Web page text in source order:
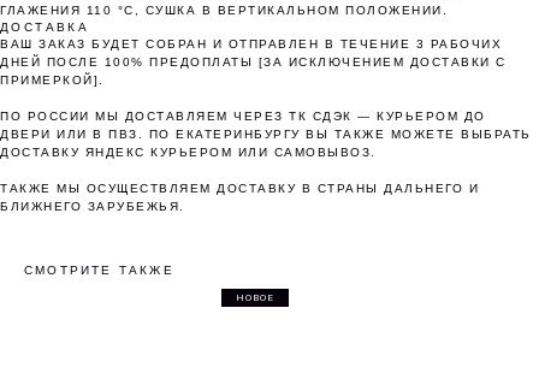
ГЛАЖЕНИЯ 110 °C, СУШКА В ВЕРТИКАЛЬНОМ ПОЛОЖЕНИИ.
ДОСТАВКА
ВАШ ЗАКАЗ БУДЕТ СОБРАН И ОТПРАВЛЕН В ТЕЧЕНИЕ 3 РАБОЧИХ
ДНЕЙ ПОСЛЕ 100% ПРЕДОПЛАТЫ [ЗА ИСКЛЮЧЕНИЕМ ДОСТАВКИ С
ПРИМЕРКОЙ].
ПО РОССИИ МЫ ДОСТАВЛЯЕМ ЧЕРЕЗ ТК СДЭК — КУРЬЕРОМ ДО
ДВЕРИ ИЛИ В ПВЗ. ПО ЕКАТЕРИНБУРГУ ВЫ ТАКЖЕ МОЖЕТЕ ВЫБРАТЬ
ДОСТАВКУ ЯНДЕКС КУРЬЕРОМ ИЛИ САМОВЫВОЗ.
ТАКЖЕ МЫ ОСУЩЕСТВЛЯЕМ ДОСТАВКУ В СТРАНЫ ДАЛЬНЕГО И
БЛИЖНЕГО ЗАРУБЕЖЬЯ.
СМОТРИТЕ ТАКЖЕ
НОВОЕ
Понятно